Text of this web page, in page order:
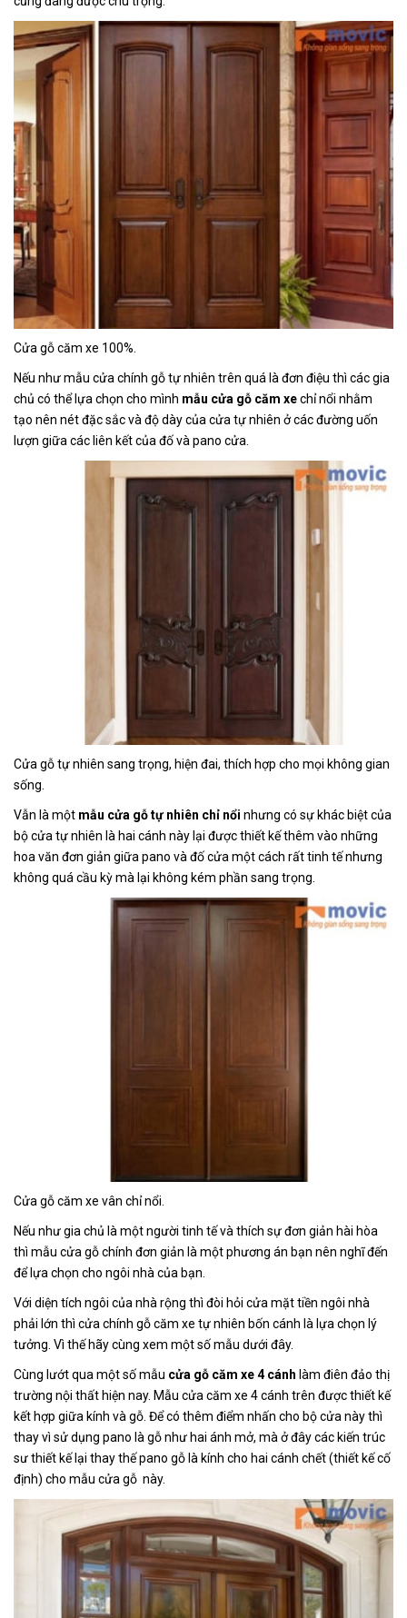
Cửa gỗ căm xe 100%.
Nếu như mẫu cửa chính gỗ tự nhiên trên quá là đơn điệu thì các gia
chủ có thể lựa chọn cho mình mẫu cửa gỗ căm xechỉ nổi nhằm
tạo nên nét đặc sắc và độ dày của cửa tự nhiên ở các đường uốn
lượn giữa các liên kết của đố và pano cửa.
Cửa gỗ tự nhiên sang trọng, hiện đai, thích hợp cho mọi không gian
sống.
Vẫn là một mẫu cửa gỗ tự nhiên chỉ nổi nhưng có sự khác biệt của
bộ cửa tự nhiên là hai cánh này lại được thiết kế thêm vào những
hoa văn đơn giản giữa pano và đố cửa một cách rất tinh tế nhưng
không quá cầu kỳ mà lại không kém phần sang trọng.
Cửa gỗ căm xe vân chỉ nổi.
Nếu như gia chủ là một người tinh tế và thích sự đơn giản hài hòa
thì mẫu cửa gỗ chính đơn giản là một phương án bạn nên nghĩ đến
để lựa chọn cho ngôi nhà của bạn.
Với diện tích ngôi của nhà rộng thì đòi hỏi cửa mặt tiền ngôi nhà
phải lớn thì cửa chính gỗ căm xe tự nhiên bốn cánh là lựa chọn lý
tưởng. Vì thế hãy cùng xem một số mẫu dưới đây.
Cùng lướt qua một số mẫu cửa gỗ căm xe 4 cánh làm điên đảo thị
trường nội thất hiện nay. Mẫu cửa căm xe 4 cánh trên được thiết kế
kết hợp giữa kính và gỗ. Để có thêm điểm nhấn cho bộ cửa này thì
thay vì sử dụng pano là gỗ như hai ánh mở, mà ở đây các kiến trúc
sư thiết kế lại thay thế pano gỗ là kính cho hai cánh chết (thiết kế cố
định) cho mẫu cửa gỗ này.